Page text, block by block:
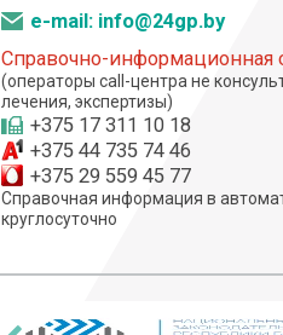
e-mail: info@24gp.by
Справочно-информационная
(операторы call-центра не
лечения, экспертизы)
+375 17 311 10 18
+375 44 735 74 46
+375 29 559 45 77
Справочная информация в
круглосуточно